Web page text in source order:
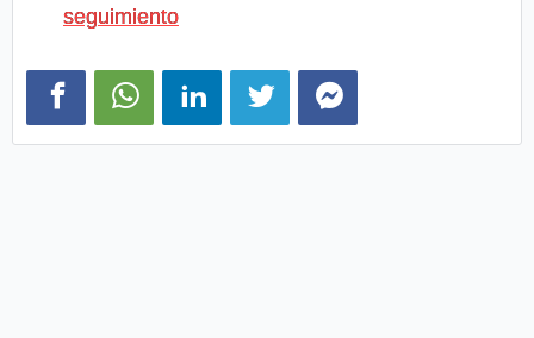
seguimiento